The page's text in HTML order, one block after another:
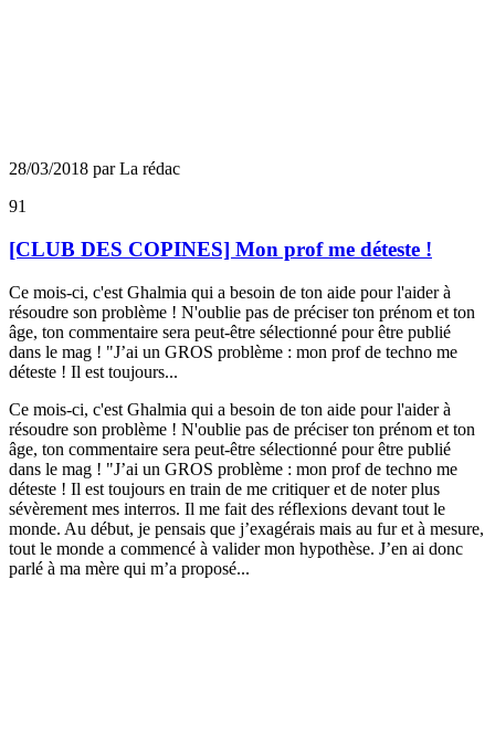
28/03/2018 par La rédac
91
[CLUB DES COPINES] Mon prof me déteste !
Ce mois-ci, c'est Ghalmia qui a besoin de ton aide pour l'aider à
résoudre son problème ! N'oublie pas de préciser ton prénom et ton
âge, ton commentaire sera peut-être sélectionné pour être publié
dans le mag ! "J’ai un GROS problème : mon prof de techno me
déteste ! Il est toujours...
Ce mois-ci, c'est Ghalmia qui a besoin de ton aide pour l'aider à
résoudre son problème ! N'oublie pas de préciser ton prénom et ton
âge, ton commentaire sera peut-être sélectionné pour être publié
dans le mag ! "J’ai un GROS problème : mon prof de techno me
déteste ! Il est toujours en train de me critiquer et de noter plus
sévèrement mes interros. Il me fait des réflexions devant tout le
monde. Au début, je pensais que j’exagérais mais au fur et à mesure,
tout le monde a commencé à valider mon hypothèse. J’en ai donc
parlé à ma mère qui m’a proposé...